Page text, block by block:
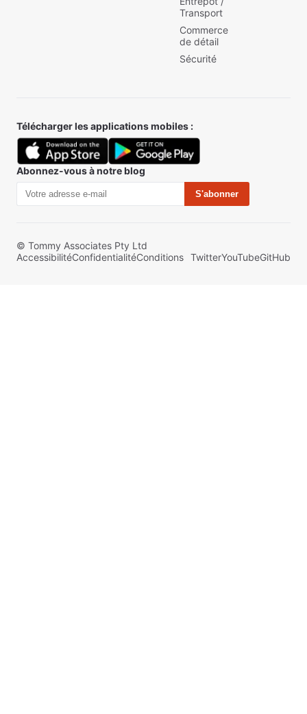
Transport
Commerce
de détail
Sécurité
Télécharger les applications mobiles :
Abonnez-vous à notre blog
S'abonner
© Tommy Associates Pty Ltd
AccessibilitéConfidentialitéConditions TwitterYouTubeGitHub